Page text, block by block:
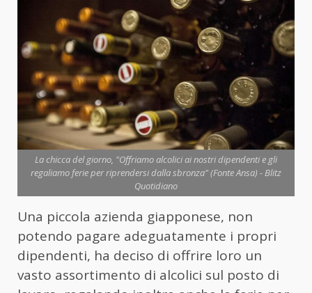
La chicca del giorno, "Offriamo alcolici ai nostri dipendenti e gli
regaliamo ferie per riprendersi dalla sbronza" (Fonte Ansa) - Blitz
Quotidiano
Una piccola azienda giapponese, non
potendo pagare adeguatamente i propri
dipendenti, ha deciso di offrire loro un
vasto assortimento di alcolici sul posto di